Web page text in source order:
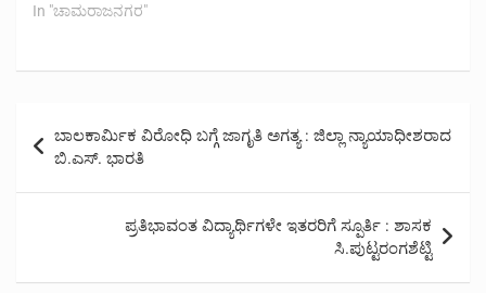
In "ಚಾಮರಾಜನಗರ"
navigation
ಬಾಲಕಾರ್ಮಿಕ ವಿರೋಧಿ ಬಗ್ಗೆ ಜಾಗೃತಿ ಅಗತ್ಯ : ಜಿಲ್ಲಾ ನ್ಯಾಯಾಧೀಶರಾದ
ಬಿ.ಎಸ್. ಭಾರತಿ
ಪ್ರತಿಭಾವಂತ ವಿದ್ಯಾರ್ಥಿಗಳೇ ಇತರರಿಗೆ ಸ್ಪೂರ್ತಿ : ಶಾಸಕ
ಸಿ.ಪುಟ್ಟರಂಗಶೆಟ್ಟಿ